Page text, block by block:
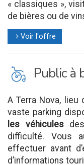
« classiques »,
de bières ou de
l Voir l'offre
L Public à
A Terra Nova,
vaste parking
les véhiculesdes
difficulté. Vous
effectuer avant
d’informations